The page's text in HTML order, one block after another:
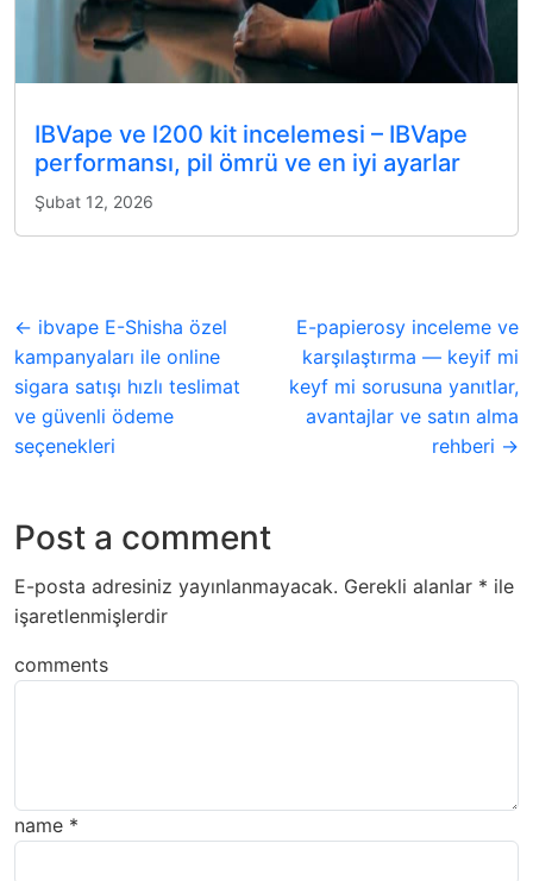
IBVape ve l200 kit incelemesi – IBVape
performansı, pil ömrü ve en iyi ayarlar
Şubat 12, 2026
← ibvape E-Shisha özel
kampanyaları ile online
sigara satışı hızlı teslimat
ve güvenli ödeme
seçenekleri
E-papierosy inceleme ve
karşılaştırma — keyif mi
keyf mi sorusuna yanıtlar,
avantajlar ve satın alma
rehberi →
Post a comment
E-posta adresiniz yayınlanmayacak. Gerekli alanlar * ile
işaretlenmişlerdir
comments
name *